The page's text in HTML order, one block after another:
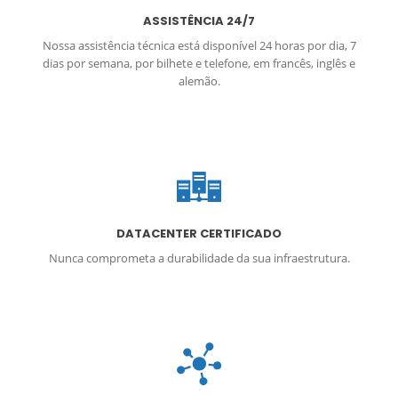
ASSISTÊNCIA 24/7
Nossa assistência técnica está disponível 24 horas por dia, 7
dias por semana, por bilhete e telefone, em francês, inglês e
alemão.
DATACENTER CERTIFICADO
Nunca comprometa a durabilidade da sua infraestrutura.